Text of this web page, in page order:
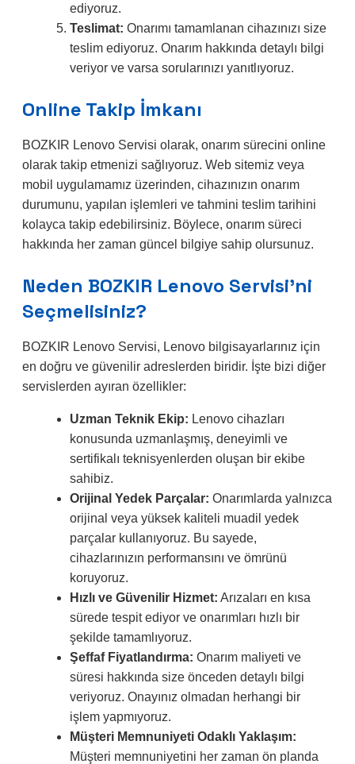
ediyoruz.
Teslimat: Onarımı tamamlanan cihazınızı size
teslim ediyoruz. Onarım hakkında detaylı bilgi
veriyor ve varsa sorularınızı yanıtlıyoruz.
Online Takip İmkanı
BOZKIR Lenovo Servisi olarak, onarım sürecini online
olarak takip etmenizi sağlıyoruz. Web sitemiz veya
mobil uygulamamız üzerinden, cihazınızın onarım
durumunu, yapılan işlemleri ve tahmini teslim tarihini
kolayca takip edebilirsiniz. Böylece, onarım süreci
hakkında her zaman güncel bilgiye sahip olursunuz.
Neden BOZKIR Lenovo Servisi’ni
Seçmelisiniz?
BOZKIR Lenovo Servisi, Lenovo bilgisayarlarınız için
en doğru ve güvenilir adreslerden biridir. İşte bizi diğer
servislerden ayıran özellikler:
Uzman Teknik Ekip: Lenovo cihazları
konusunda uzmanlaşmış, deneyimli ve
sertifikalı teknisyenlerden oluşan bir ekibe
sahibiz.
Orijinal Yedek Parçalar: Onarımlarda yalnızca
orijinal veya yüksek kaliteli muadil yedek
parçalar kullanıyoruz. Bu sayede,
cihazlarınızın performansını ve ömrünü
koruyoruz.
Hızlı ve Güvenilir Hizmet: Arızaları en kısa
sürede tespit ediyor ve onarımları hızlı bir
şekilde tamamlıyoruz.
Şeffaf Fiyatlandırma: Onarım maliyeti ve
süresi hakkında size önceden detaylı bilgi
veriyoruz. Onayınız olmadan herhangi bir
işlem yapmıyoruz.
Müşteri Memnuniyeti Odaklı Yaklaşım:
Müşteri memnuniyetini her zaman ön planda